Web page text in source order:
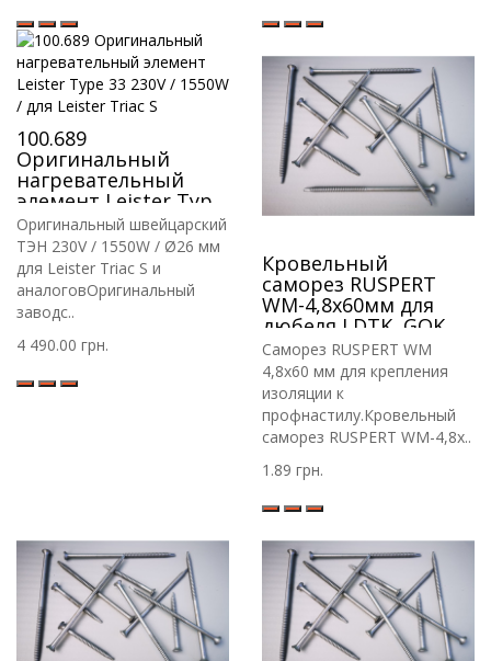
100.689
Оригинальный
нагревательный
элемент Leister Type
33 230V / 1550W / для
Leister Triac S
Оригинальный швейцарский
ТЭН 230V / 1550W / Ø26 мм
для Leister Triac S и
аналоговОригинальный
заводс..
4 490.00 грн.
Кровельный
саморез RUSPERT
WM-4,8х60мм для
дюбеля LDTK, GOK,
RIF
Саморез RUSPERT WM
4,8х60 мм для крепления
изоляции к
профнастилу.Кровельный
саморез RUSPERT WM-4,8х..
1.89 грн.